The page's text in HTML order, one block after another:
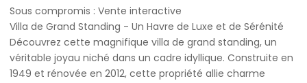
Sous compromis : Vente interactive
Villa de Grand Standing - Un Havre de Luxe et de Sérénité
Découvrez cette magnifique villa de grand standing, un
véritable joyau niché dans un cadre idyllique. Construite en
1949 et rénovée en 2012, cette propriété allie charme